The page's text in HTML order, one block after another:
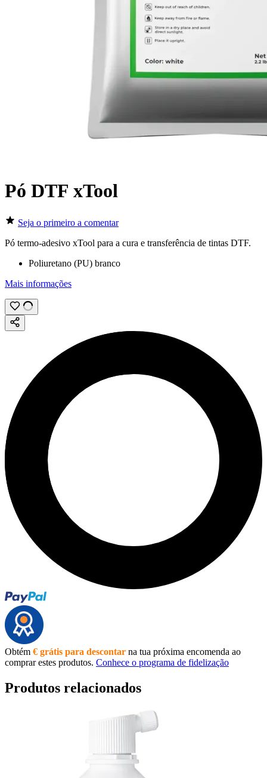
Pó DTF xTool
Seja o primeiro a comentar
Pó termo-adesivo xTool para a cura e transferência de tintas DTF.
Poliuretano (PU) branco
Mais informações
Obtém € grátis para descontar na tua próxima encomenda ao
comprar estes produtos. Conhece o programa de fidelização
Produtos relacionados